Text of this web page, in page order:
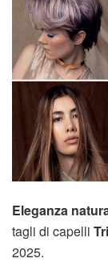
Eleganza
tagli di capelli
2025.